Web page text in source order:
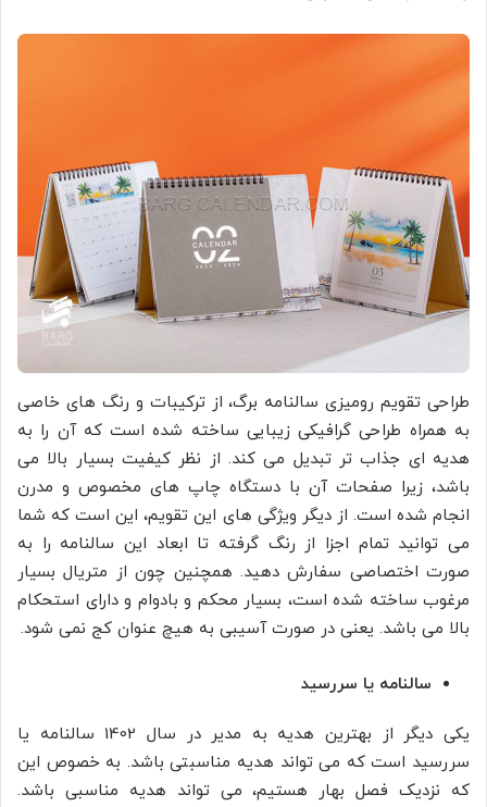
طراحی تقویم رومیزی سالنامه برگ، از ترکیبات و رنگ های خاصی
به همراه طراحی گرافیکی زیبایی ساخته شده است که آن را به
هدیه ای جذاب تر تبدیل می کند. از نظر کیفیت بسیار بالا می
باشد، زیرا صفحات آن با دستگاه چاپ های مخصوص و مدرن
انجام شده است. از دیگر ویژگی های این تقویم، این است که شما
می توانید تمام اجزا از رنگ گرفته تا ابعاد این سالنامه را به
صورت اختصاصی سفارش دهید. همچنین چون از متریال بسیار
مرغوب ساخته شده است، بسیار محکم و بادوام و دارای استحکام
بالا می باشد. یعنی در صورت آسیبی به هیچ عنوان کج نمی شود.
سالنامه یا سررسید
یکی دیگر از بهترین هدیه به مدیر در سال 1402 سالنامه یا
سررسید است که می تواند هدیه مناسبتی باشد. به خصوص این
که نزدیک فصل بهار هستیم، می تواند هدیه مناسبی باشد.